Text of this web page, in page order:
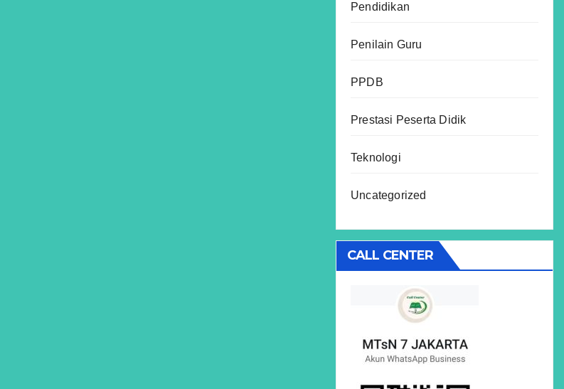
Pendidikan
Penilain Guru
PPDB
Prestasi Peserta Didik
Teknologi
Uncategorized
CALL CENTER